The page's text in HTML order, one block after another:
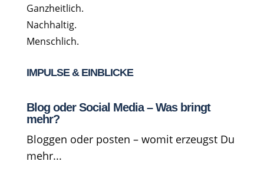
Ganzheitlich.
Nachhaltig.
Menschlich.
IMPULSE & EINBLICKE
Blog oder Social Media – Was bringt
mehr?
Bloggen oder posten – womit erzeugst Du
mehr...